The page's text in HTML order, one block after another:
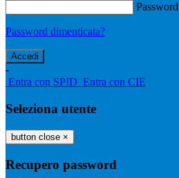
Password
Password dimenticata?
-
Entra con SPID Entra con CIE
Seleziona utente
button close ×
Recupero password